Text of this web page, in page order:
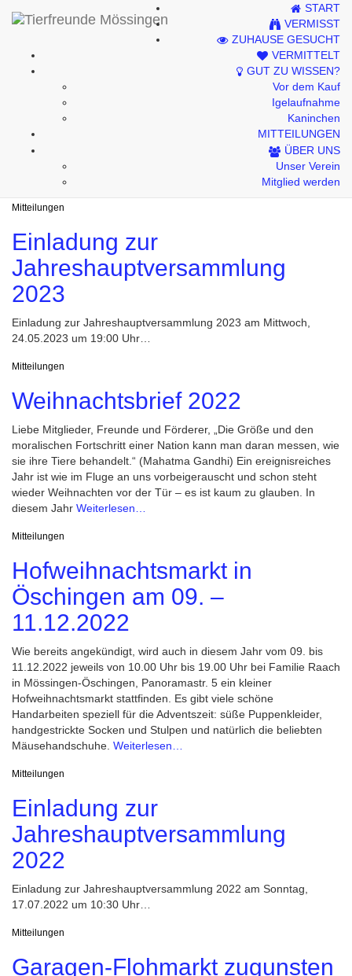
Kontakt
START
VERMISST
ZUHAUSE GESUCHT
VERMITTELT
GUT ZU WISSEN?
Vor dem Kauf
Igelaufnahme
Kaninchen
MITTEILUNGEN
ÜBER UNS
Unser Verein
Mitglied werden
Mitteilungen
Einladung zur
Jahreshauptversammlung
2023
Einladung zur Jahreshauptversammlung 2023 am Mittwoch,
24.05.2023 um 19:00 Uhr…
Mitteilungen
Weihnachtsbrief 2022
Liebe Mitglieder, Freunde und Förderer, „Die Größe und den
moralischen Fortschritt einer Nation kann man daran messen, wie
sie ihre Tiere behandelt.“ (Mahatma Gandhi) Ein ereignisreiches
Jahr ist wie im Fluge an uns vorbeigerauscht und schon steht
wieder Weihnachten vor der Tür – es ist kaum zu glauben. In
diesem Jahr Weiterlesen…
Mitteilungen
Hofweihnachtsmarkt in
Öschingen am 09. –
11.12.2022
Wie bereits angekündigt, wird auch in diesem Jahr vom 09. bis
11.12.2022 jeweils von 10.00 Uhr bis 19.00 Uhr bei Familie Raach
in Mössingen-Öschingen, Panoramastr. 5 ein kleiner
Hofweihnachtsmarkt stattfinden. Es gibt viele schöne
Handarbeiten speziell für die Adventszeit: süße Puppenkleider,
handgestrickte Socken und Stulpen und natürlich die beliebten
Mäusehandschuhe. Weiterlesen…
Mitteilungen
Einladung zur
Jahreshauptversammlung
2022
Einladung zur Jahreshauptversammlung 2022 am Sonntag,
17.07.2022 um 10:30 Uhr…
Mitteilungen
Garagen-Flohmarkt zugunsten